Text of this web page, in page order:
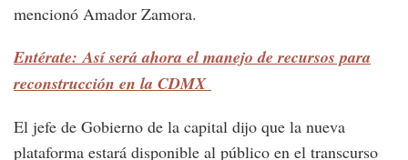
mencionó Amador Zamora.
Entérate: Así será ahora el manejo de recursos para
reconstrucción en la CDMX
El jefe de Gobierno de la capital dijo que la nueva
plataforma estará disponible al público en el transcurso